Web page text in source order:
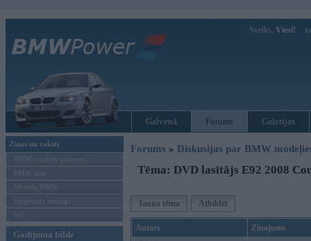
Sveiks, Viesi!
Galvenā Forums Galerijas
Ziņas un raksti
BMW modeļu jaunumi
BMW testi
Mēneša BMW
Sērijveida tūnings
Vel...
Gadījuma bilde
Forums » Diskusijas par BMW
Tēma: DVD lasītājs E92 2008
Jauna tēma Atbildēt
Autors Ziņojums